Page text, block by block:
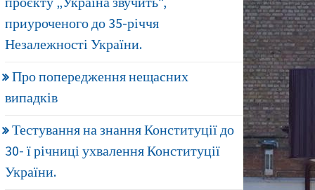
приуроченого до 35-річчя
Незалежності України.
Про попередження нещасних
випадків
Тестування на знання Конституції до
30- ї річниці ухвалення Конституції
України.